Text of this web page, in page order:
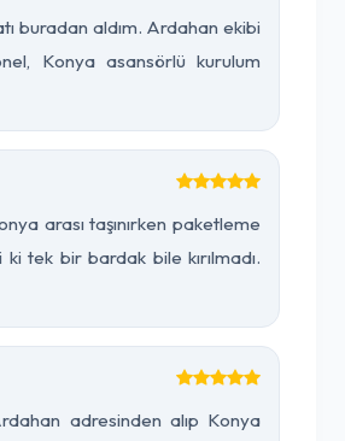
buradan aldım. Ardahan ekibi
Konya asansörlü kurulum
arası taşınırken paketleme
tek bir bardak bile kırılmadı.
adresinden alıp Konya